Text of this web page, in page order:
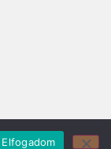
Elfogadom